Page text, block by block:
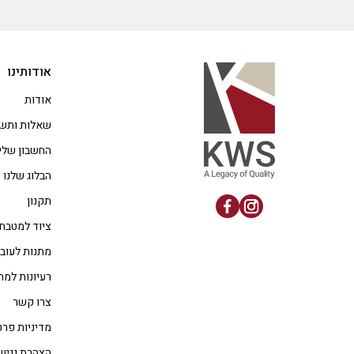
אודותינו
אודות
שאלות
החשבון
הבלוג שלנו
תקנון
ציוד
מתנות
רעיונות
צרו קשר
מדיניות